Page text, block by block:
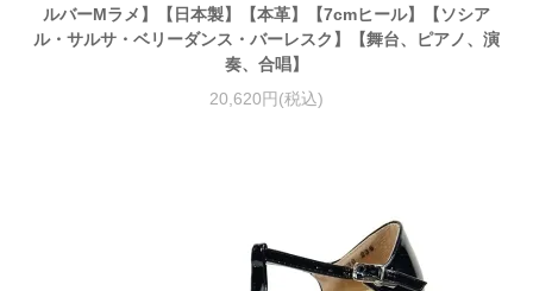
ルバーMラメ】【日本製】【本革】【7cmヒール】【ソシア
ル・サルサ・ベリーダンス・バーレスク】【舞台、ピアノ、演
奏、合唱】
20,620円(税込)